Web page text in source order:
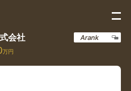
会社
万円
Arank